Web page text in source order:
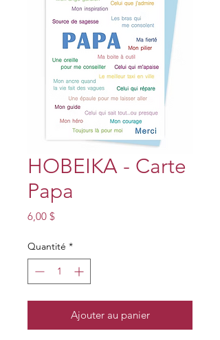
HOBEIKA - Carte
Papa
6,00 $
Quantité *
Ajouter au panier